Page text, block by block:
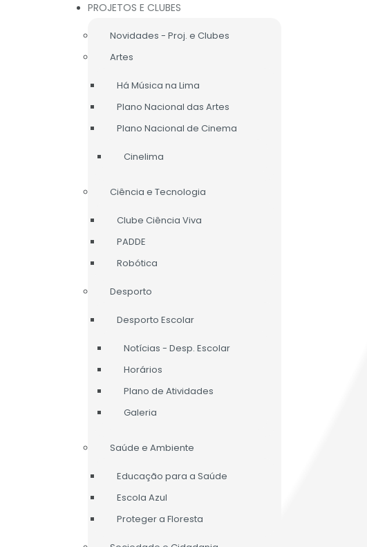
PROJETOS E CLUBES
Novidades - Proj. e Clubes
Artes
Há Música na Lima
Plano Nacional das Artes
Plano Nacional de Cinema
Cinelima
Ciência e Tecnologia
Clube Ciência Viva
PADDE
Robótica
Desporto
Desporto Escolar
Notícias - Desp. Escolar
Horários
Plano de Atividades
Galeria
Saúde e Ambiente
Educação para a Saúde
Escola Azul
Proteger a Floresta